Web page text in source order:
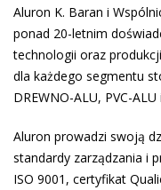
Aluron K. Baran i
ponad 20-letnim
technologii oraz
dla każdego segmentu
DREWNO-ALU, PVC-ALU
Aluron prowadzi swoją
standardy zarządzania i
ISO 9001, certyfikat